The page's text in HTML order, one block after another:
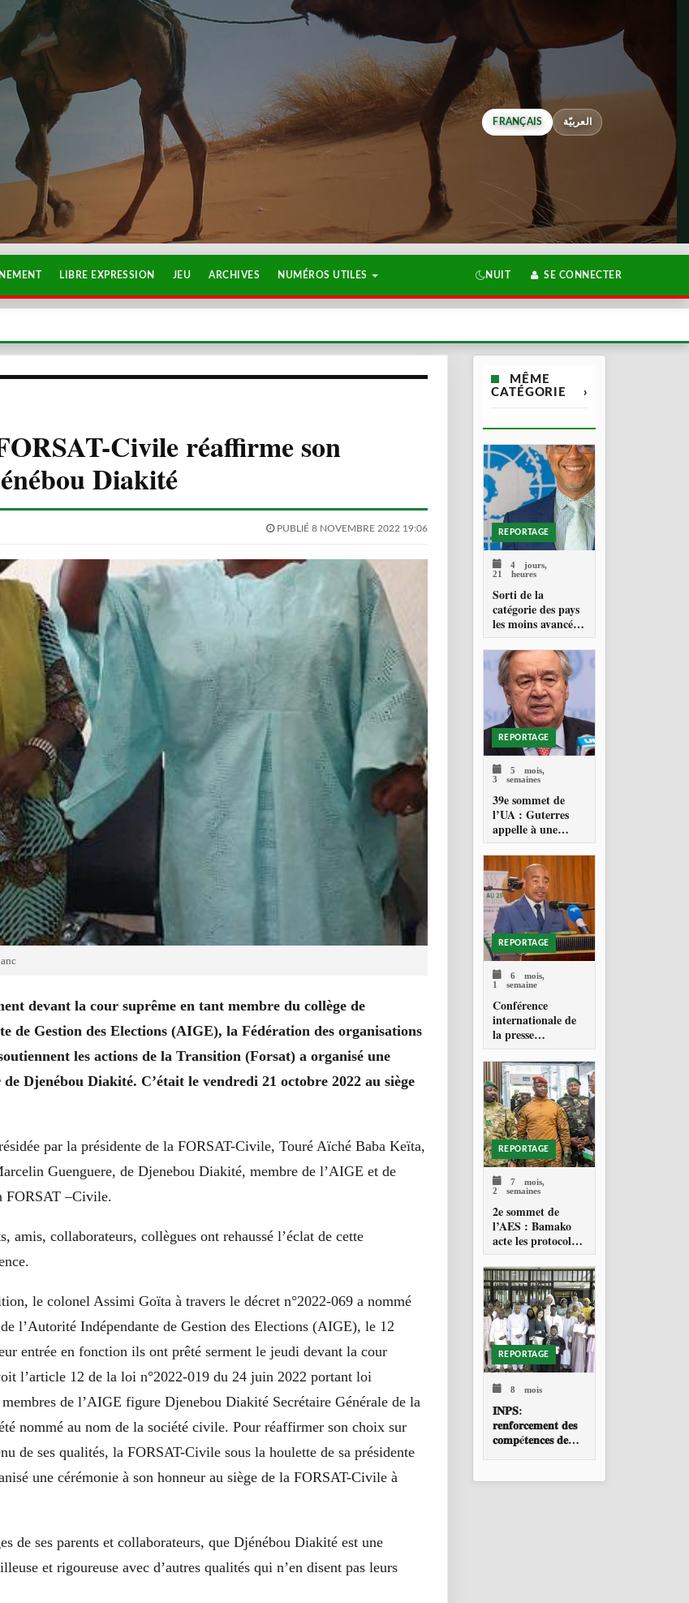
FRANÇAIS العربيّة
LIBRE EXPRESSION JEU ARCHIVES NUMÉROS UTILES NUIT SE CONNECTER
Civile réaffirme son
Diakité
PUBLIÉ 8 NOVEMBRE 2022 19:06
devant la cour suprême en tant membre du collège de
de Gestion des Elections (AIGE), la Fédération des organisations
les actions de la Transition (Forsat) a organisé une
Djenébou Diakité. C’était le vendredi 21 octobre 2022 au siège
par la présidente de la FORSAT-Civile, Touré Aïché Baba Keïta,
Guenguere, de Djenebou Diakité, membre de l’AIGE et de
FORSAT –Civile.
amis, collaborateurs, collègues ont rehaussé l’éclat de cette
le colonel Assimi Goïta à travers le décret n°2022-069 a nommé
l’Autorité Indépendante de Gestion des Elections (AIGE), le 12
entrée en fonction ils ont prêté serment le jeudi devant la cour
l’article 12 de la loi n°2022-019 du 24 juin 2022 portant loi
de l’AIGE figure Djenebou Diakité Secrétaire Générale de la
nommé au nom de la société civile. Pour réaffirmer son choix sur
de ses qualités, la FORSAT-Civile sous la houlette de sa présidente
une cérémonie à son honneur au siège de la FORSAT-Civile à
de ses parents et collaborateurs, que Djénébou Diakité est une
et rigoureuse avec d’autres qualités qui n’en disent pas leurs
MÊME
CATÉGORIE
›
REPORTAGE
4 jours,
21 heures
Sorti de la
catégorie des pays
les moins avancés,
São Tomé-et-
Príncipe part en
quête de capitaux
privés responsables
REPORTAGE
5 mois,
3 semaines
39e sommet de
l’UA : Guterres
appelle à une
gouvernance
mondiale plus
juste pour
l’Afrique
REPORTAGE
6 mois,
1 semaine
Conférence
internationale de
la presse
francophone à
Libreville : les
médias se
positionnent face à
la percée de l’IA
REPORTAGE
7 mois,
2 semaines
2e sommet de
l’AES : Bamako
acte les protocoles
et vise la
Fédération
REPORTAGE
8 mois
𝐈𝐍𝐏𝐒:
𝐫𝐞𝐧𝐟𝐨𝐫𝐜𝐞𝐦𝐞𝐧𝐭 𝐝𝐞𝐬
𝐜𝐨𝐦𝐩é𝐭𝐞𝐧𝐜𝐞𝐬 𝐝𝐞
𝐢𝐧𝐬𝐭𝐢𝐭𝐮𝐭𝐢𝐨𝐧𝐧𝐞𝐥𝐥𝐞 𝐞𝐭